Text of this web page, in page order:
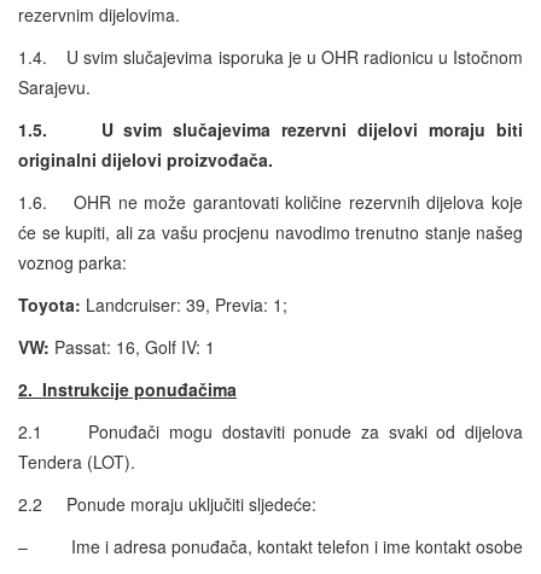
rezervnim dijelovima.
1.4. U svim slučajevima isporuka je u OHR radionicu u Istočnom
Sarajevu.
1.5.
U svim slučajevima rezervni dijelovi moraju biti
originalni dijelovi proizvođača.
1.6. OHR ne može garantovati količine rezervnih dijelova koje
će se kupiti, ali za vašu procjenu navodimo trenutno stanje našeg
voznog parka:
Toyota: Landcruiser: 39, Previa: 1;
VW: Passat: 16, Golf IV: 1
2. Instrukcije ponuđačima
2.1 Ponuđači mogu dostaviti ponude za svaki od dijelova
Tendera (LOT).
2.2 Ponude moraju uključiti sljedeće:
– Ime i adresa ponuđača, kontakt telefon i ime kontakt osobe